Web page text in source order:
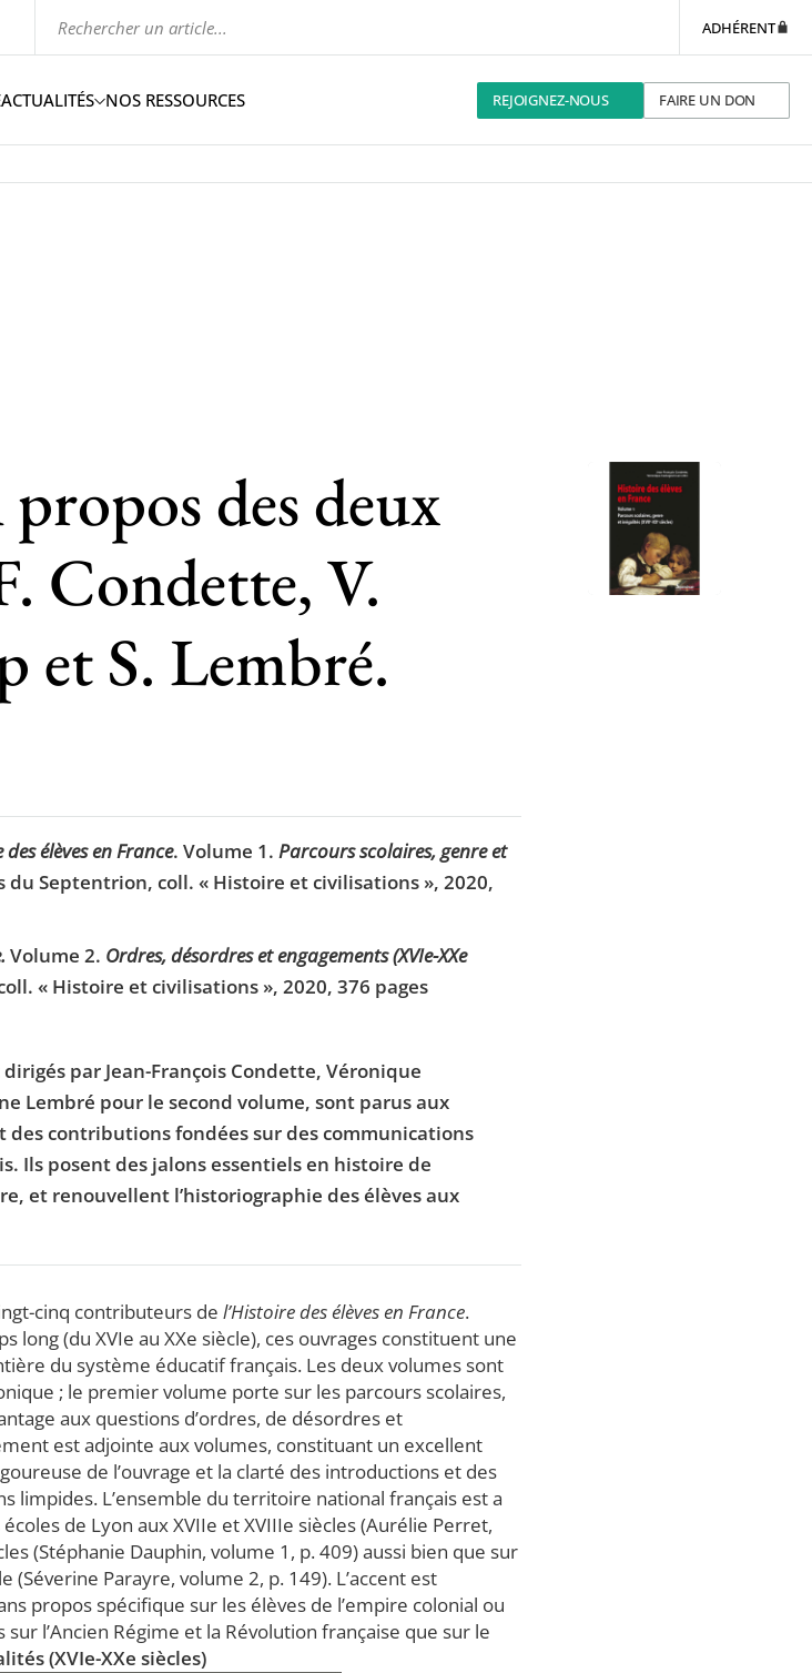
ADHÉRENT
ACTUALITÉS NOS RESSOURCES REJOIGNEZ-NOUS FAIRE UN DON
des deux
Condette, V.
et S. Lembré.
élèves en France. Volume 1. Parcours scolaires, genre et
du Septentrion, coll. « Histoire et civilisations », 2020,
Volume 2. Ordres, désordres et engagements (XVIe-XXe
« Histoire et civilisations », 2020, 376 pages
par Jean-François Condette, Véronique
Lembré pour le second volume, sont parus aux
contributions fondées sur des communications
Ils posent des jalons essentiels en histoire de
et renouvellent l’historiographie des élèves aux
cinq contributeurs de l’Histoire des élèves en France.
long (du XVIe au XXe siècle), ces ouvrages constituent une
du système éducatif français. Les deux volumes sont
; le premier volume porte sur les parcours scolaires,
aux questions d’ordres, de désordres et
est adjointe aux volumes, constituant un excellent
de l’ouvrage et la clarté des introductions et des
limpides. L’ensemble du territoire national français est a
de Lyon aux XVIIe et XVIIIe siècles (Aurélie Perret,
(Stéphanie Dauphin, volume 1, p. 409) aussi bien que sur
Parayre, volume 2, p. 149). L’accent est
propos spécifique sur les élèves de l’empire colonial ou
l’Ancien Régime et la Révolution française que sur le
(XVIe-XXe siècles)